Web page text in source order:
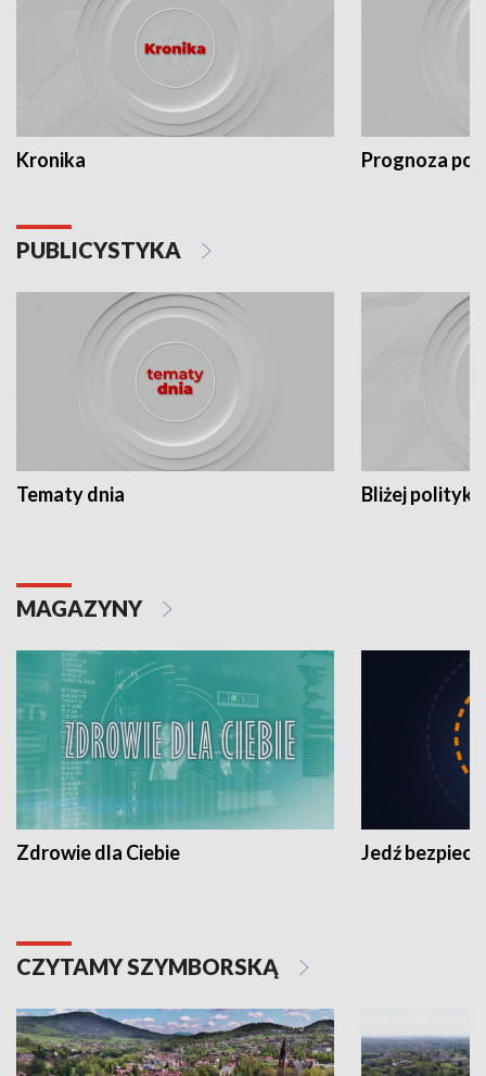
Kronika Prognoza
PUBLICYSTYKA
Tematy dnia Bliżej polityki
MAGAZYNY
Zdrowie dla Ciebie Jedź
CZYTAMY SZYMBORSKĄ